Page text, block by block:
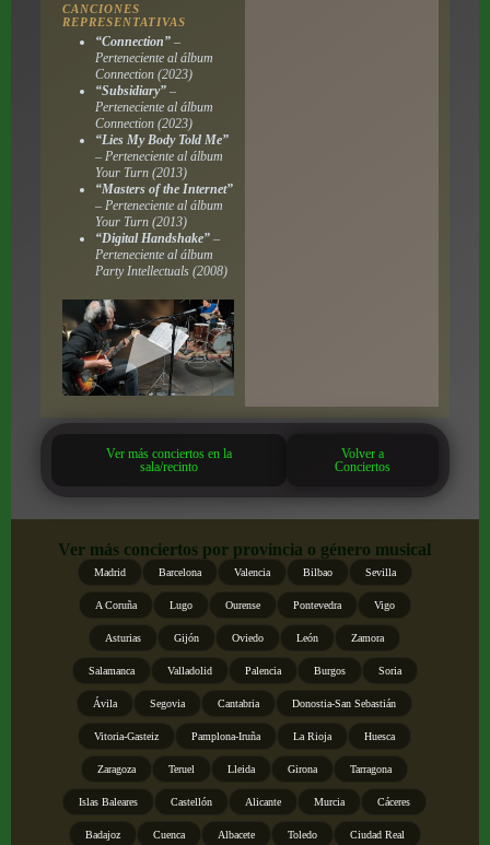
CANCIONES
REPRESENTATIVAS
“Connection”–
Perteneciente al álbum
Connection(2023)
“Subsidiary”–
Perteneciente al álbum
Connection(2023)
“Lies My Body Told Me”
– Perteneciente al álbum
Your Turn(2013)
“Masters of the Internet”
– Perteneciente al álbum
Your Turn(2013)
“Digital Handshake”–
Perteneciente al álbum
Party Intellectuals(2008)
Ver más conciertos en la
sala/recinto
Volver a
Conciertos
Ver más conciertos por provincia o género musical
Madrid Barcelona Valencia Bilbao Sevilla
A Coruña Lugo Ourense Pontevedra Vigo
Asturias Gijón Oviedo León Zamora
Salamanca Valladolid Palencia Burgos Soria
Ávila Segovia Cantabria Donostia-San Sebastián
Vitoria-Gasteiz Pamplona-Iruña La Rioja Huesca
Zaragoza Teruel Lleida Girona Tarragona
Islas Baleares Castellón Alicante Murcia Cáceres
Badajoz Cuenca Albacete Toledo Ciudad Real